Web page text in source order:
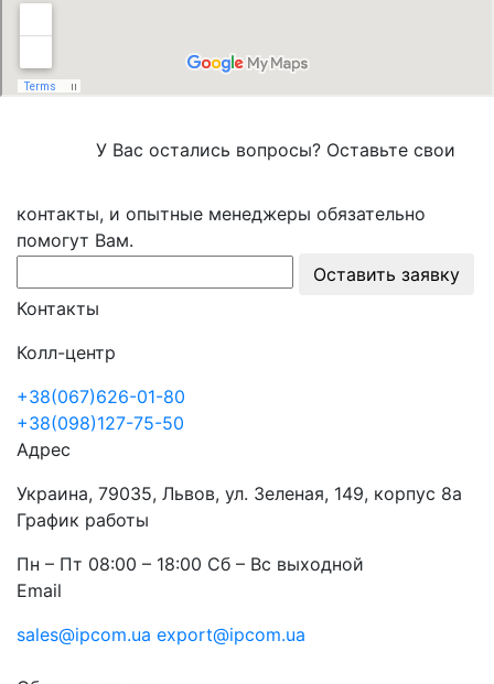
У Вас остались вопросы? Оставьте свои
контакты, и опытные менеджеры обязательно
помогут Вам.
Оставить заявку
Контакты
Колл-центр
+38(067)626-01-80
+38(098)127-75-50
Адрес
Украина, 79035, Львов, ул. Зеленая, 149, корпус 8а
График работы
Пн – Пт 08:00 – 18:00 Сб – Вс выходной
Email
sales@ipcom.ua export@ipcom.ua